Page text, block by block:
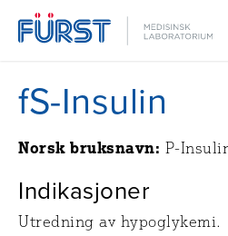
fS-Insulin
Norsk bruksnavn: P-
Indikasjoner
Utredning av hypoglykemi.